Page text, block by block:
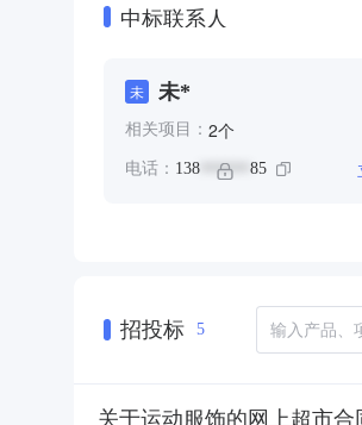
中标联系人
未 未*
相关项目： 2个
电话： 138 ****** 85
招投标 5
关于运动服饰的网上超市合